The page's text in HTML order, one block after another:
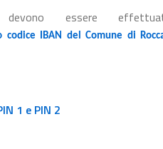
essere
codice IBAN del Comune di
1 e PIN 2